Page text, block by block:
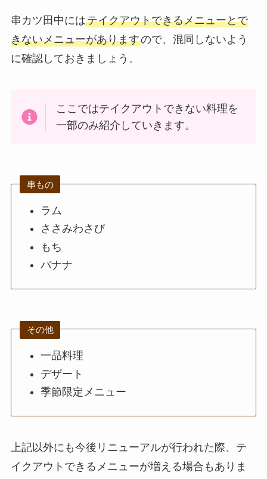
多い順に全メニュー
まとめ
メニュー一覧！おす
すめうどんも紹介
バリーの注文方法も
紹介
ト(お持ち帰り)全メ
め料理も紹介
コメダ珈琲店の注文
串カツ田中にはテイクアウトできるメニューとで
きないメニューがありますので、混同しないよう
に確認しておきましょう。
ここではテイクアウトできない料理を
一部のみ紹介していきます。
串もの
ラム
ささみわさび
もち
バナナ
その他
一品料理
デザート
季節限定メニュー
上記以外にも今後リニューアルが行われた際、テ
イクアウトできるメニューが増える場合もありま